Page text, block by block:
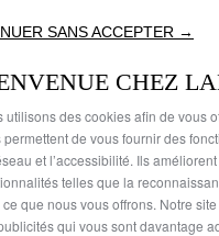
client-side exception has
SANS ACCEPTER →
CHEZ
utilisons des cookies afin de vous
permettent de vous fournir des
et l’accessibilité. Ils
telles que la
que nous vous offrons. Notre
qui vous sont davantage